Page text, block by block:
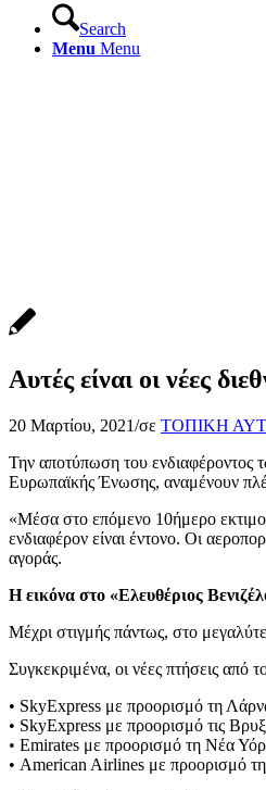
Search
Menu Menu
Αυτές είναι οι νέες
20 Μαρτίου, 2021/σε ΤΟΠΙΚΗ
Την αποτύπωση του ενδιαφέροντος
Ευρωπαϊκής Ένωσης, αναμένουν
«Μέσα στο επόμενο 10ήμερο
ενδιαφέρον είναι έντονο. Οι
αγοράς.
Η εικόνα στο «Ελευθέριος
Μέχρι στιγμής πάντως, στο
Συγκεκριμένα, οι νέες πτήσεις από
• SkyExpress με προορισμό τη
• SkyExpress με προορισμό τις
• Emirates με προορισμό τη Νέα
• American Airlines με προορισμό